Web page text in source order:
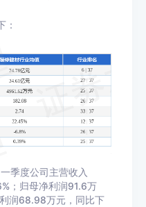
：
季度公司主营收入
；归母净利润91.6万
润68.98万元，同比下